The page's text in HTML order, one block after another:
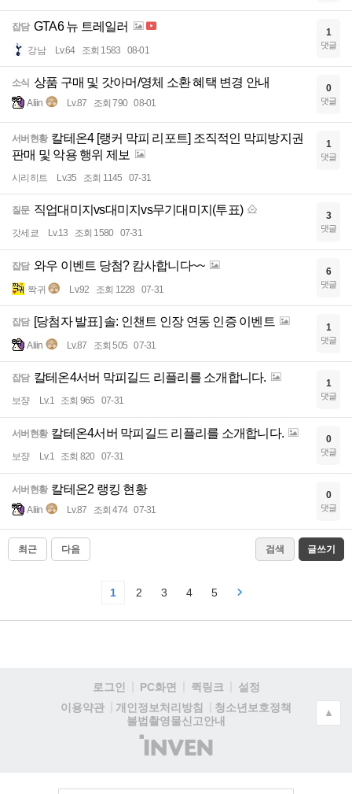
잡담 GTA6 뉴 트레일러
강남 Lv.64 조회 1583 08-01
1
댓글
소식 상품 구매 및 갓아머/영체 소환 혜택 변경 안내
Aliin Lv.87 조회 790 08-01
0
댓글
서버현황 칼테온4 [랭커 막피 리포트] 조직적인 막피방지권
판매 및 악용 행위 제보
시리히트 Lv.35 조회 1145 07-31
1
댓글
질문 직업대미지vs대미지vs무기대미지(투표)
갓세쿄 Lv.13 조회 1580 07-31
3
댓글
잡담 와우 이벤트 당첨? 캄사합니다~~
짝귀 Lv.92 조회 1228 07-31
6
댓글
잡담 [당첨자 발표] 솔: 인챈트 인장 연동 인증 이벤트
Aliin Lv.87 조회 505 07-31
1
댓글
잡담 칼테온4서버 막피길드 리플리를 소개합니다.
보쟝 Lv.1 조회 965 07-31
1
댓글
서버현황 칼테온4서버 막피길드 리플리를 소개합니다.
보쟝 Lv.1 조회 820 07-31
0
댓글
서버현황 칼테온2 랭킹 현황
Aliin Lv.87 조회 474 07-31
0
댓글
최근 다음 검색 글쓰기
1 2 3 4 5
로그인 PC화면 퀵링크
설정
이용약관
개인정보처리방침
청소년보호정책
불법촬영물신고안내
(주)
인
▲